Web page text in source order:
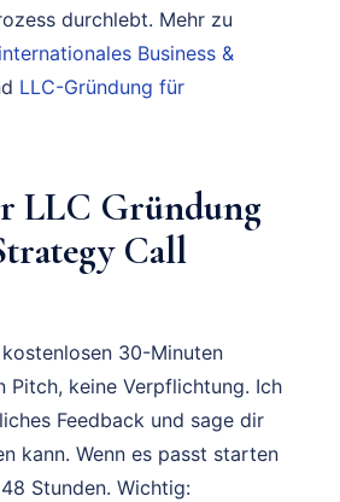
durchlebt. Mehr zu
internationales Business &
LLC-Gründung für
LLC Gründung
Call
30-Minuten
Pitch, keine Verpflichtung. Ich
Feedback und sage dir
kann. Wenn es passt starten
Stunden. Wichtig: